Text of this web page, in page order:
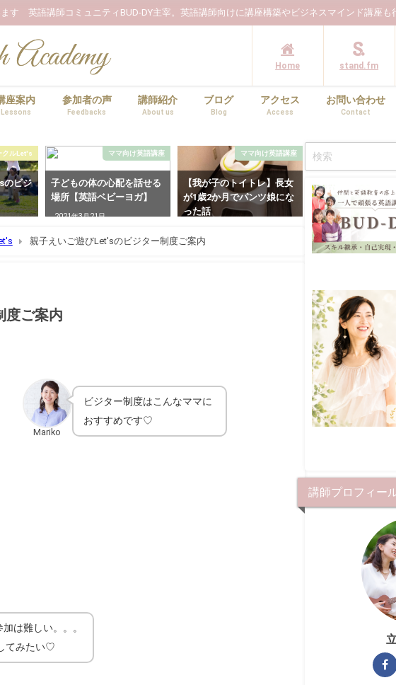
す 英語講師コミュニティBUD-DY主宰。英語講師向けに講座構築やビジネスマインド講座も
Home stand.fm
座案内
Lessons
参加者の声
Feedbacks
講師紹介
About us
ブログ
Blog
アクセス
Access
お問い合わせ
Contact
クルLet's
のビジ
ママ向け英語講座
子どもの体の心配を話せる
場所【英語ベビーヨガ】
2021年3月21日
ママ向け英語講座
【我が子のトイトレ】長女
が1歳2か月でパンツ娘にな
った話
親子えいご遊びLet'sのビジター制度ご案内
度ご案内
Mariko
ビジター制度はこんなママに
おすすめです♡
は難しい。。。
てみたい♡
講師プロフィー